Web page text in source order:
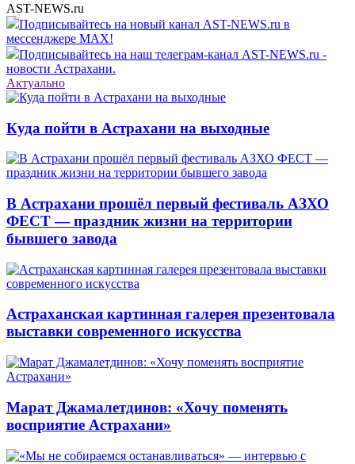
AST-NEWS.ru
Подписывайтесь на новый канал AST-NEWS.ru в
мессенджере MAX!
Подписывайтесь на наш телеграм-канал AST-NEWS.ru -
новости Астрахани.
Актуально
Куда пойти в Астрахани на выходные
В Астрахани прошёл первый фестиваль АЗХО
ФЕСТ — праздник жизни на территории
бывшего завода
Астраханская картинная галерея презентовала
выставки современного искусства
Марат Джамалетдинов: «Хочу поменять
восприятие Астрахани»